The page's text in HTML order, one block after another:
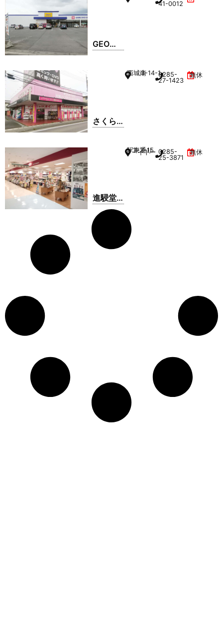
GEO
41-0012
さくら
西城南3-14-10285-
27-1423
無休
進駸堂
イトー
ヨーカ
ドー小
山店
駅東通り
2-3-15
イトーヨーカドー小山店 2F
0285-
25-3871
無休